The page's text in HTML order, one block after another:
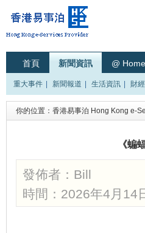
首頁 新聞資訊 @ Home
重大事件 新聞報道 生活資訊 財
你的位置： 香港易事泊 Hong Kong e-
《蝙
發佈者： Bill
時間：2026年4月14